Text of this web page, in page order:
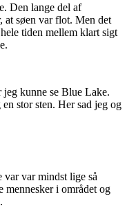
Den lange del af
at søen var flot. Men det
tiden mellem klart sigt
kunne se Blue Lake.
stor sten. Her sad jeg og
var mindst lige så
mennesker i området og